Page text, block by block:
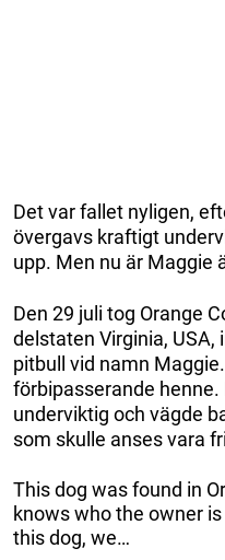
Det var fallet nyligen,
övergavs kraftigt
upp. Men nu är Maggie
Den 29 juli tog Orange
delstaten Virginia, USA,
pitbull vid namn
förbipasserande
underviktig och vägde
som skulle anses vara
This dog was found in
knows who the owner
this dog, we…